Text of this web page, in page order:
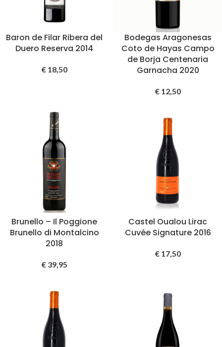
Baron de Filar Ribera del
Duero Reserva 2014
€18,50
Bodegas Aragonesas
Coto de Hayas Campo
de Borja Centenaria
Garnacha 2020
€12,50
Brunello – Il Poggione
Brunello di Montalcino
2018
€39,95
Castel Oualou Lirac
Cuvée Signature 2016
€17,50